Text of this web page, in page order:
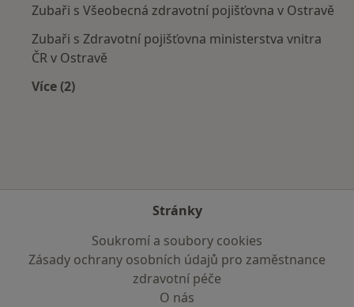
Zubaři s Všeobecná zdravotní pojišťovna v Ostravě
Zubaři s Zdravotní pojišťovna ministerstva vnitra
ČR v Ostravě
Více (2)
Stránky
Soukromí a soubory cookies
Zásady ochrany osobních údajů pro zaměstnance
zdravotní péče
O nás